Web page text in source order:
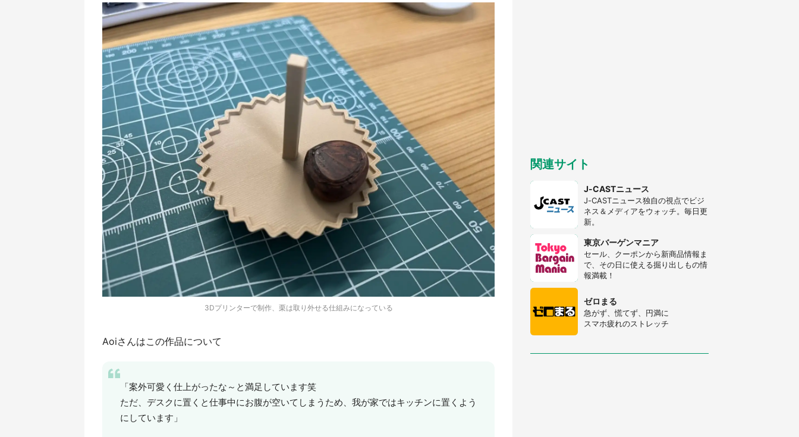
3Dプリンターで制作、栗は取り外せる仕組みになっている
Aoiさんはこの作品について
「案外可愛く仕上がったな～と満足しています笑
ただ、デスクに置くと仕事中にお腹が空いてしまうため、我が家ではキッチンに置くよう
にしています」
関連サイト
J-CASTニュース
J-CASTニュース独自の視点でビジ
ネス＆メディアをウォッチ。毎日更
新。
東京バーゲンマニア
セール、クーポンから新商品情報ま
で、その日に使える掘り出しもの情
報満載！
ゼロまる
急がず、慌てず、円満に
スマホ疲れのストレッチ